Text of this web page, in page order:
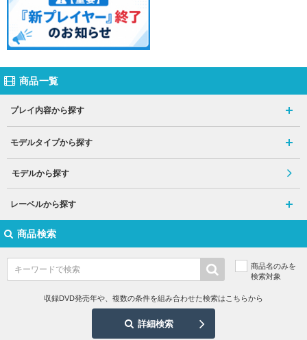
商品一覧
プレイ内容から探す
モデルタイプから探す
モデルから探す
レーベルから探す
商品検索
商品名のみを
検索対象
収録DVD発売年や、複数の条件を組み合わせた検索はこちらから
詳細検索